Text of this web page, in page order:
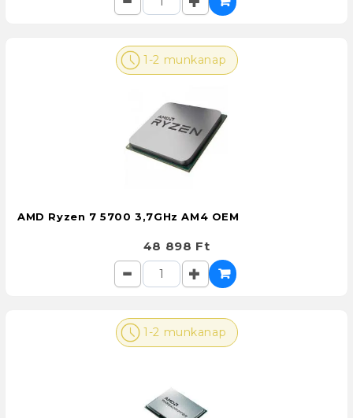
1-2 munkanap
AMD Ryzen 7 5700 3,7GHz AM4 OEM
48 898 Ft
1-2 munkanap